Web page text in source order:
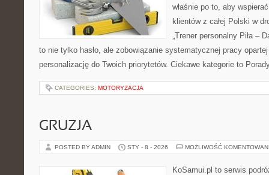
właśnie po to, aby
klientów z całej Polski w
„Trener personalny Piła –
to nie tylko hasło, ale zobowiązanie systematycznej pracy
personalizację do Twoich priorytetów. Ciekawe kategorie to
CATEGORIES: MOTORYZACJA
GRUZJA
POSTED BY ADMIN STY - 8 - 2026 MOŻLIWOŚĆ
KoSamui.pl to serwis